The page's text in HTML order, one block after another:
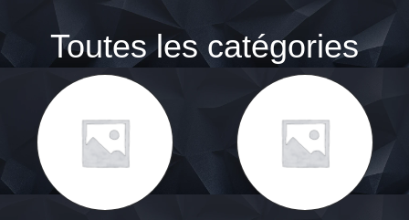
Toutes les catégories